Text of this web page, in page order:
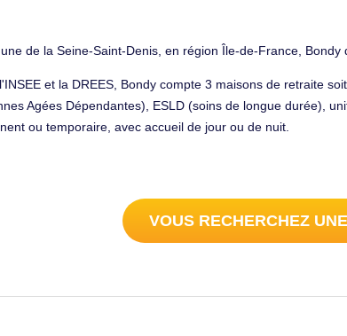
de la Seine-Saint-Denis, en région Île-de-France,
et la DREES, Bondy compte 3 maisons de retraite
Agées Dépendantes), ESLD (soins de longue durée),
ou temporaire, avec accueil de jour ou de nuit.
VOUS RECHERCHEZ